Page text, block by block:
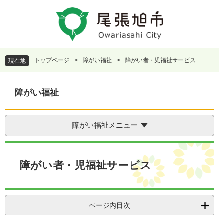
頭
で
飛
ば
文
へ
現在地 トップページ > 障がい福祉 > 障がい者・児福祉サービス
障がい福祉
障がい福祉メニュー
本
障がい者・児福祉サービス
ページ内目次